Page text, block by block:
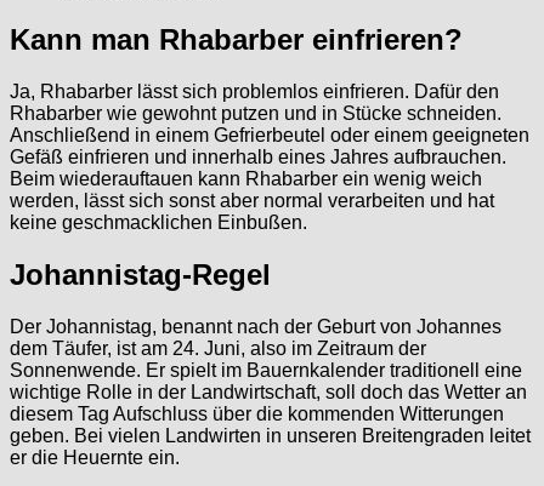
Kann man Rhabarber einfrieren?
Ja, Rhabarber lässt sich problemlos einfrieren. Dafür den
Rhabarber wie gewohnt putzen und in Stücke schneiden.
Anschließend in einem Gefrierbeutel oder einem geeigneten
Gefäß einfrieren und innerhalb eines Jahres aufbrauchen.
Beim wiederauftauen kann Rhabarber ein wenig weich
werden, lässt sich sonst aber normal verarbeiten und hat
keine geschmacklichen Einbußen.
Johannistag-Regel
Der Johannistag, benannt nach der Geburt von Johannes
dem Täufer, ist am 24. Juni, also im Zeitraum der
Sonnenwende. Er spielt im Bauernkalender traditionell eine
wichtige Rolle in der Landwirtschaft, soll doch das Wetter an
diesem Tag Aufschluss über die kommenden Witterungen
geben. Bei vielen Landwirten in unseren Breitengraden leitet
er die Heuernte ein.